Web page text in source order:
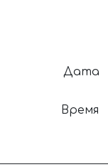
Дата
Время